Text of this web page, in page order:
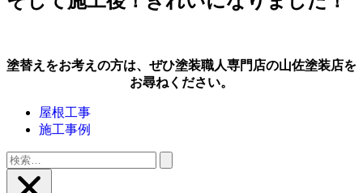
塗替えをお考えの方は、ぜひ塗装職人専門店の山佐塗装店を
お尋ねください。
屋根工事
施工事例
検
索: